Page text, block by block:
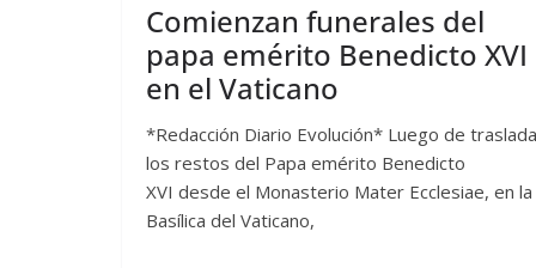
Comienzan funerales del
papa emérito Benedicto XVI
en el Vaticano
*Redacción Diario Evolución* Luego de
los restos del Papa emérito Benedicto
XVI desde el Monasterio Mater Ecclesiae, en la
Basílica del Vaticano,